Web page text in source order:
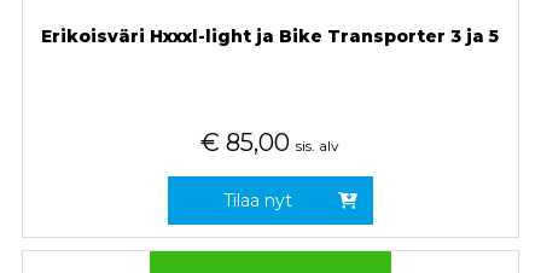
Erikoisväri Hxxxl-light ja Bike Transporter 3 ja 5
€ 85,00 sis. alv
Tilaa nyt